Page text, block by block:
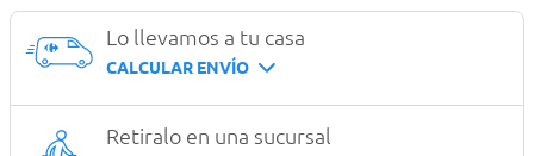
Lo llevamos a tu casa
CALCULAR ENVÍO
Retiralo en una sucursal